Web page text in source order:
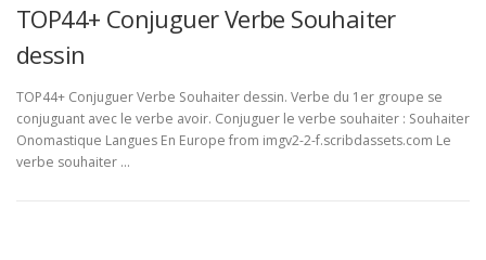
TOP44+ Conjuguer Verbe Souhaiter
dessin
TOP44+ Conjuguer Verbe Souhaiter dessin. Verbe du 1er groupe se
conjuguant avec le verbe avoir. Conjuguer le verbe souhaiter : Souhaiter
Onomastique Langues En Europe from imgv2-2-f.scribdassets.com Le
verbe souhaiter …